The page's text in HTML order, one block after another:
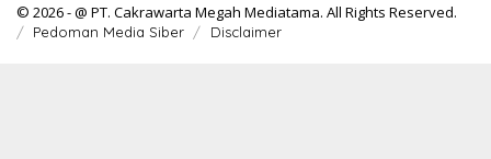
© 2026 - @ PT. Cakrawarta Megah Mediatama. All Rights Reserved.
Pedoman Media Siber Disclaimer